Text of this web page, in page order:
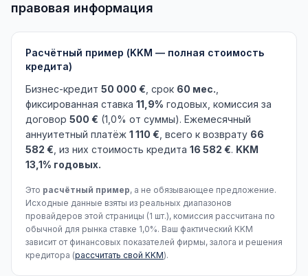
правовая информация
Расчётный пример (KKM — полная стоимость
кредита)
Бизнес-кредит 50 000 € , срок 60 мес.
фиксированная ставка 11,9% годовых, комиссия за
договор 500 € (1,0% от суммы). Ежемесячный
аннуитетный платёж 1 110 € , всего к возврату 66
582 € , из них стоимость кредита 16 582 €. KKM
13,1% годовых.
Это расчётный пример, а не обязывающее предложение.
Исходные данные взяты из реальных диапазонов
провайдеров этой страницы (1 шт.), комиссия рассчитана по
обычной для рынка ставке 1,0%. Ваш фактический KKM
зависит от финансовых показателей фирмы, залога и решения
кредитора (рассчитать свой KKM).